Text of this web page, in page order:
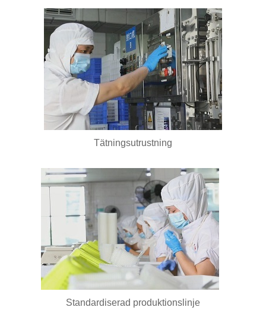
Tätningsutrustning
Standardiserad produktionslinje